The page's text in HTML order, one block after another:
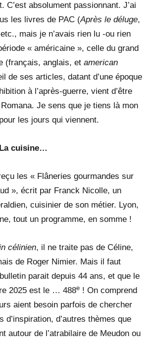
C’est absolument passionnant. J’ai
les livres de PAC (Après le déluge,
etc., mais je n’avais rien lu -ou rien
« américaine », celle du grand
(français, anglais, et american
de ses articles, datant d’une époque
à l’après-guerre, vient d’être
Je sens que je tiens là mon
les jours qui viennent.
cuisine…
les « Flâneries gourmandes sur
», écrit par Franck Nicolle, un
cuisinier de son métier. Lyon,
tout un programme, en somme !
célinien, il ne traite pas de Céline,
de Roger Nimier. Mais il faut
parait depuis 44 ans, et que le
2025 est le … 488e ! On comprend
aient besoin parfois de chercher
d’inspiration, d’autres thèmes que
autour de l’atrabilaire de Meudon ou